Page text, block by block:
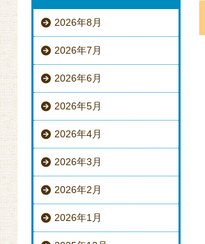
2026年8月
2026年7月
2026年6月
2026年5月
2026年4月
2026年3月
2026年2月
2026年1月